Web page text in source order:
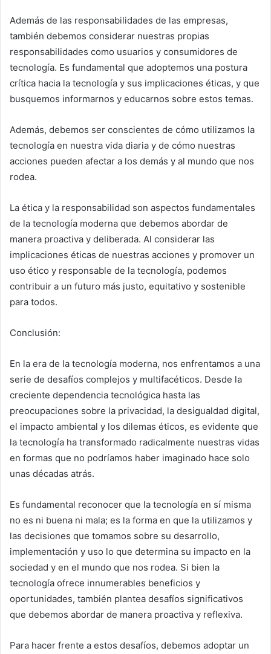
Además de las responsabilidades de las empresas,
también debemos considerar nuestras propias
responsabilidades como usuarios y consumidores de
tecnología. Es fundamental que adoptemos una postura
crítica hacia la tecnología y sus implicaciones éticas, y que
busquemos informarnos y educarnos sobre estos temas.
Además, debemos ser conscientes de cómo utilizamos la
tecnología en nuestra vida diaria y de cómo nuestras
acciones pueden afectar a los demás y al mundo que nos
rodea.
La ética y la responsabilidad son aspectos fundamentales
de la tecnología moderna que debemos abordar de
manera proactiva y deliberada. Al considerar las
implicaciones éticas de nuestras acciones y promover un
uso ético y responsable de la tecnología, podemos
contribuir a un futuro más justo, equitativo y sostenible
para todos.
Conclusión:
En la era de la tecnología moderna, nos enfrentamos a una
serie de desafíos complejos y multifacéticos. Desde la
creciente dependencia tecnológica hasta las
preocupaciones sobre la privacidad, la desigualdad digital,
el impacto ambiental y los dilemas éticos, es evidente que
la tecnología ha transformado radicalmente nuestras vidas
en formas que no podríamos haber imaginado hace solo
unas décadas atrás.
Es fundamental reconocer que la tecnología en sí misma
no es ni buena ni mala; es la forma en que la utilizamos y
las decisiones que tomamos sobre su desarrollo,
implementación y uso lo que determina su impacto en la
sociedad y en el mundo que nos rodea. Si bien la
tecnología ofrece innumerables beneficios y
oportunidades, también plantea desafíos significativos
que debemos abordar de manera proactiva y reflexiva.
Para hacer frente a estos desafíos, debemos adoptar un